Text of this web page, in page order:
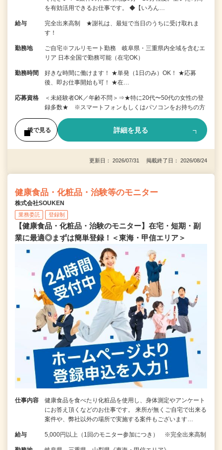
を有効活用できるお仕事です。 ◆【いろん…
給与
完全出来高制 ★謝礼は、最短で当日のうちに受け取れま
す！
勤務地
ご自宅※フルリモート勤務 岐阜県・三重県内全域を含むエ
リア 日本全国で勤務可能（在宅OK）
勤務時間
好きな時間に働けます！ ★単発（1日のみ）OK！ ★応募
後、即お仕事開始も可！ ★在…
応募資格
＜未経験者OK／年齢不問＞⇒★特に20代〜50代の女性の登
録多数★ ※スマートフォンもしくはパソコンをお持ちの方
後で見る 詳細を見る
更新日： 2026/07/31 掲載終了日： 2026/08/24
健康食品・化粧品・治験等のモニター
株式会社SOUKEN
業務委託 登録制
【健康食品・化粧品・治験のモニター】在宅・短期・副
業に最適◎まずは簡単登録！＜東海・甲信エリア＞
仕事内容
健康食品を食べたり化粧品を使用し、身体測定やアンケート
にお答え頂くなどのお仕事です。 来所が無くご自宅で出来る
案件や、弊社以外の場所で実施する案件もございます…
給与 5,000円以上（1回のモニター参加につき） ※完全出来高制